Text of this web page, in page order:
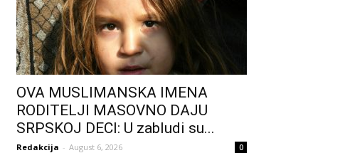
OVA MUSLIMANSKA IMENA
RODITELJI MASOVNO DAJU
SRPSKOJ DECI: U zabludi su...
Redakcija - August 6, 2026 0